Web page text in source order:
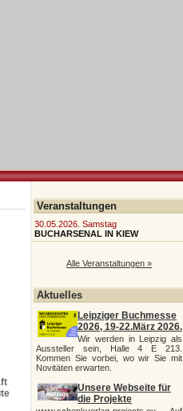
Veranstaltungen
30.05.2026. Samstag
BUCHARSENAL IN KIEW
Alle Veranstaltungen »
Aktuelles
Leipziger Buchmesse
2026, 19-22.März 2026.
Wir werden in Leipzig als
Aussteller sein, Halle 4 E 213.
Kommen Sie vorbei, wo wir Sie mit
Novitäten erwarten.
Unsere Webseite für
die Projekte